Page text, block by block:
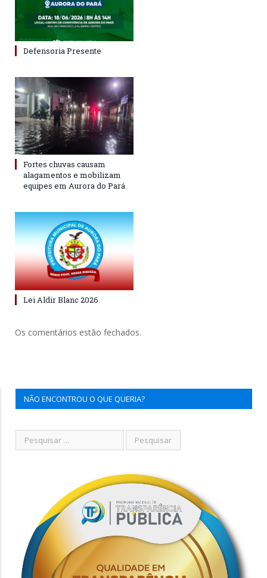
Defensoria Presente
Fortes chuvas causam
alagamentos e mobilizam
equipes em Aurora do Pará
Lei Aldir Blanc 2026
Os comentários estão fechados.
NÃO ENCONTROU O QUE QUERIA?